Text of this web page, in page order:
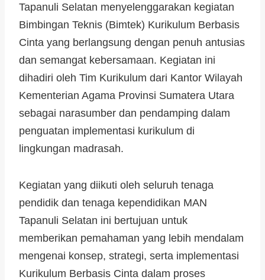
Tapanuli Selatan menyelenggarakan kegiatan
Bimbingan Teknis (Bimtek) Kurikulum Berbasis
Cinta yang berlangsung dengan penuh antusias
dan semangat kebersamaan. Kegiatan ini
dihadiri oleh Tim Kurikulum dari Kantor Wilayah
Kementerian Agama Provinsi Sumatera Utara
sebagai narasumber dan pendamping dalam
penguatan implementasi kurikulum di
lingkungan madrasah.
Kegiatan yang diikuti oleh seluruh tenaga
pendidik dan tenaga kependidikan MAN
Tapanuli Selatan ini bertujuan untuk
memberikan pemahaman yang lebih mendalam
mengenai konsep, strategi, serta implementasi
Kurikulum Berbasis Cinta dalam proses